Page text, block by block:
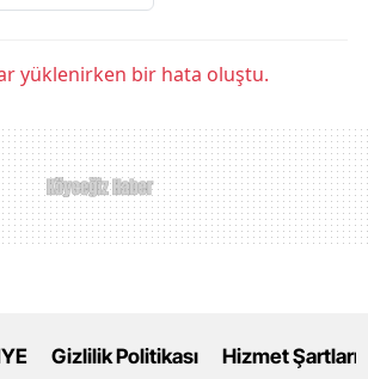
yüklenirken bir hata oluştu.
Gizlilik Politikası Hizmet Şartları